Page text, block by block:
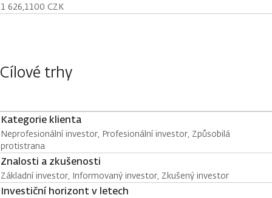
1 626,1100 CZK
Cílové trhy
Kategorie klienta
Neprofesionální investor, Profesionální investor, Způsobilá
protistrana
Znalosti a zkušenosti
Základní investor, Informovaný investor, Zkušený investor
Investiční horizont v letech